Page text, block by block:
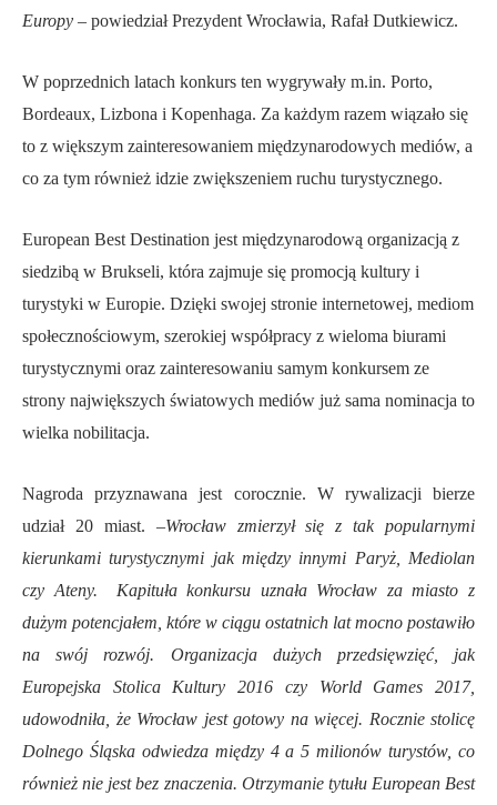
Europy – powiedział Prezydent Wrocławia, Rafał Dutkiewicz.
W poprzednich latach konkurs ten wygrywały m.in. Porto,
Bordeaux, Lizbona i Kopenhaga. Za każdym razem wiązało się
to z większym zainteresowaniem międzynarodowych mediów, a
co za tym również idzie zwiększeniem ruchu turystycznego.
European Best Destination jest międzynarodową organizacją z
siedzibą w Brukseli, która zajmuje się promocją kultury i
turystyki w Europie. Dzięki swojej stronie internetowej, mediom
społecznościowym, szerokiej współpracy z wieloma biurami
turystycznymi oraz zainteresowaniu samym konkursem ze
strony największych światowych mediów już sama nominacja to
wielka nobilitacja.
Nagroda przyznawana jest corocznie. W rywalizacji bierze
udział 20 miast. –Wrocław zmierzył się z tak popularnymi
kierunkami turystycznymi jak między innymi Paryż, Mediolan
czy Ateny. Kapituła konkursu uznała Wrocław za miasto z
dużym potencjałem, które w ciągu ostatnich lat mocno postawiło
na swój rozwój. Organizacja dużych przedsięwzięć, jak
Europejska Stolica Kultury 2016 czy World Games 2017,
udowodniła, że Wrocław jest gotowy na więcej. Rocznie stolicę
Dolnego Śląska odwiedza między 4 a 5 milionów turystów, co
również nie jest bez znaczenia. Otrzymanie tytułu European Best